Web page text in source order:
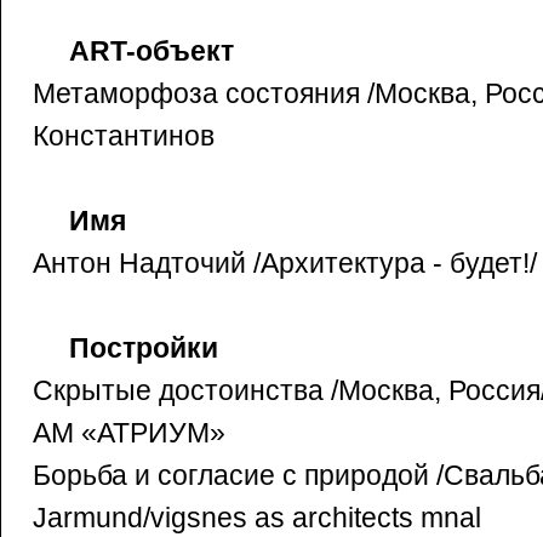
ART-объект
Метаморфоза состояния /Москва,
Константинов
Имя
Антон Надточий /Архитектура - будет!/
Постройки
Скрытые достоинства /Москва,
АМ «АТРИУМ»
Борьба и согласие с природой /
Jarmund/vigsnes as architects mnal